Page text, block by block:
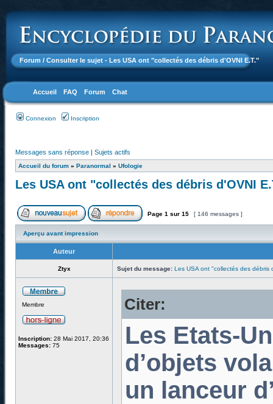
Forum / Consulter le sujet - Les USA ont "collectés des débris d'OVNI E.T."
Accueil FAQ Forum Chat
Connexion Inscription
Messages sans réponse | Sujets actifs
Accueil du forum » Paranormal » Ufologie
Les USA ont "collectés des débris d'OVNI
Page 1 sur 15 [ 146 messages ]
Aperçu avant impression
Auteur
Ztyx Sujet du message: Les USA ont "collectés des débris
Membre
Inscription: 28 Mai 2017, 20:36
Messages: 75
Citer:
Les Etats-
d’objets
un lanceur